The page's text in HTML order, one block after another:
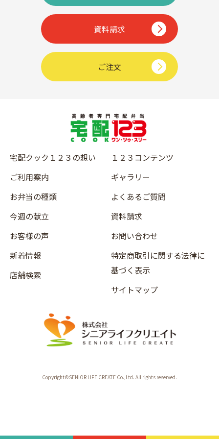
資料請求
ご注文
宅配クック１２３の想い
ご利用案内
お弁当の種類
今週の献立
お客様の声
新着情報
店舗検索
１２３コンテンツ
ギャラリー
よくあるご質問
資料請求
お問い合わせ
特定商取引に関する法律に
基づく表示
サイトマップ
Copyright©SENIOR LIFE CREATE Co.,Ltd. All rights reserved.